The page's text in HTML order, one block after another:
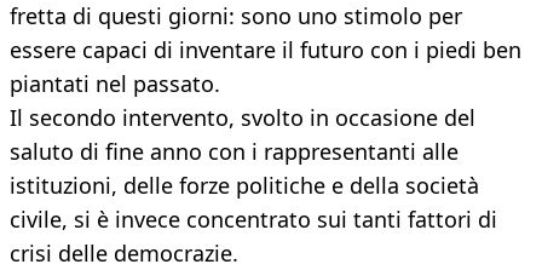
fretta di questi giorni: sono uno stimolo per
essere capaci di inventare il futuro con i piedi ben
piantati nel passato.
Il secondo intervento, svolto in occasione del
saluto di fine anno con i rappresentanti alle
istituzioni, delle forze politiche e della società
civile, si è invece concentrato sui tanti fattori di
crisi delle democrazie.